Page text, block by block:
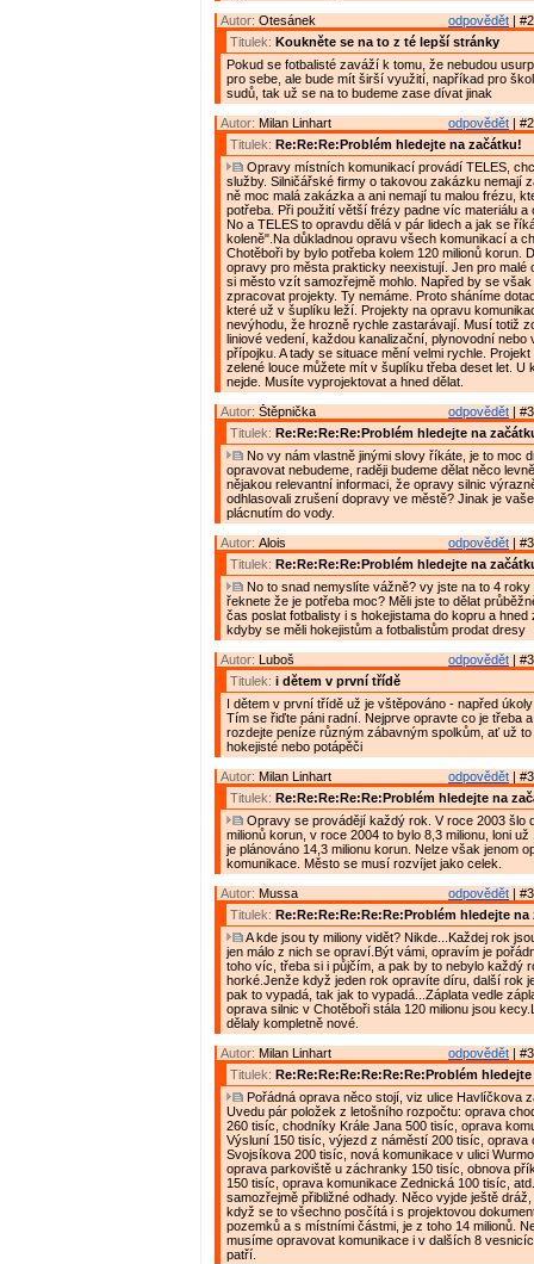
odpovědět |
Autor: Otesánek
Titulek: Koukněte se na to z té lepší stránky
Pokud se fotbalisté zaváží k tomu, že nebudou
pro sebe, ale bude mít širší využití, napříkad pro
sudů, tak už se na to budeme zase dívat jinak
odpovědět |
Autor: Milan Linhart
Titulek: Re:Re:Re:Problém hledejte na začátku!
Opravy místních komunikací provádí TELES,
služby. Silničářské firmy o takovou zakázku nemají
ně moc malá zakázka a ani nemají tu malou frézu,
potřeba. Při použití větší frézy padne víc materiálu a
No a TELES to opravdu dělá v pár lidech a jak se
koleně".Na důkladnou opravu všech komunikací a
Chotěboři by bylo potřeba kolem 120 milionů korun.
opravy pro města prakticky neexistují. Jen pro malé
si město vzít samozřejmě mohlo. Napřed by se
zpracovat projekty. Ty nemáme. Proto sháníme
které už v šuplíku leží. Projekty na opravu
nevýhodu, že hrozně rychle zastarávají. Musí totiž
liniové vedení, každou kanalizační, plynovodní nebo
přípojku. A tady se situace mění velmi rychle.
zelené louce můžete mít v šuplíku třeba deset let. U
nejde. Musíte vyprojektovat a hned dělat.
odpovědět |
Autor: Štěpnička
Titulek: Re:Re:Re:Re:Problém hledejte na
No vy nám vlastně jinými slovy říkáte, je to moc
opravovat nebudeme, raději budeme dělat něco
nějakou relevantní informaci, že opravy silnic
odhlasovali zrušení dopravy ve městě? Jinak je
plácnutím do vody.
odpovědět |
Autor: Alois
Titulek: Re:Re:Re:Re:Problém hledejte na
No to snad nemyslíte vážně? vy jste na to 4 roky
řeknete že je potřeba moc? Měli jste to dělat
čas poslat fotbalisty i s hokejistama do kopru a hned
kdyby se měli hokejistům a fotbalistům prodat dresy
odpovědět |
Autor: Luboš
Titulek: i dětem v první třídě
I dětem v první třídě už je vštěpováno - napřed
Tím se řiďte páni radní. Nejprve opravte co je třeba
rozdejte peníze různým zábavným spolkům, ať už to
hokejisté nebo potápěči
odpovědět |
Autor: Milan Linhart
Titulek: Re:Re:Re:Re:Re:Problém hledejte na
Opravy se provádějí každý rok. V roce 2003 šlo
milionů korun, v roce 2004 to bylo 8,3 milionu, loni už
je plánováno 14,3 milionu korun. Nelze však jenom
komunikace. Město se musí rozvíjet jako celek.
odpovědět |
Autor: Mussa
Titulek: Re:Re:Re:Re:Re:Re:Problém hledejte na
A kde jsou ty miliony vidět? Nikde...Každej rok
jen málo z nich se opraví.Být vámi, opravím je
toho víc, třeba si i půjčím, a pak by to nebylo každý
horké.Jenže když jeden rok opravíte díru, další rok
pak to vypadá, tak jak to vypadá...Záplata vedle
oprava silnic v Chotěboři stála 120 milionu jsou
dělaly kompletně nové.
odpovědět |
Autor: Milan Linhart
Titulek: Re:Re:Re:Re:Re:Re:Re:Problém
Pořádná oprava něco stojí, viz ulice Havlíčkova
Uvedu pár položek z letošního rozpočtu: oprava
260 tisíc, chodníky Krále Jana 500 tisíc, oprava
Výsluní 150 tisíc, výjezd z náměstí 200 tisíc, oprava
Svojsíkova 200 tisíc, nová komunikace v ulici
oprava parkoviště u záchranky 150 tisíc, obnova
150 tisíc, oprava komunikace Zednická 100 tisíc,
samozřejmě přibližné odhady. Něco vyjde ještě
když se to všechno posčítá i s projektovou
pozemků a s místními částmi, je z toho 14 milionů.
musíme opravovat komunikace i v dalších 8
patří.